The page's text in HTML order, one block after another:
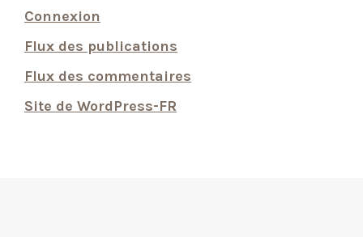
Connexion
Flux des publications
Flux des commentaires
Site de WordPress-FR